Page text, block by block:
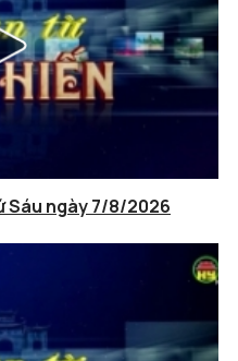
Sáu ngày 7/8/2026